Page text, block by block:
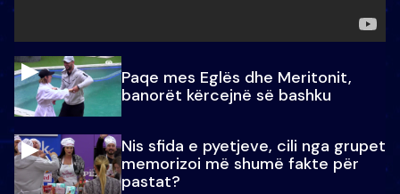
Paqe mes Eglës dhe Meritonit,
banorët kërcejnë së bashku
Nis sfida e pyetjeve, cili nga grupet
memorizoi më shumë fakte për
pastat?